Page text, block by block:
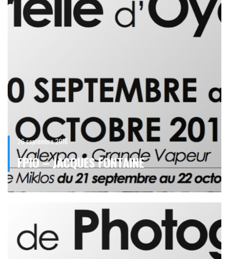
26 septembre 2016
FPIO – JACQUES FONTAINE